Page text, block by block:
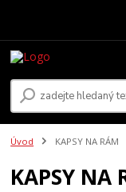
Úvod KAPSY NA RÁM
KAPSY NA